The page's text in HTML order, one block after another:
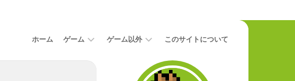
ホーム ゲーム ゲーム以外 このサイトについて